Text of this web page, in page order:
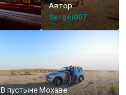
Автор
Sergei007
В пустыне Мохаве.